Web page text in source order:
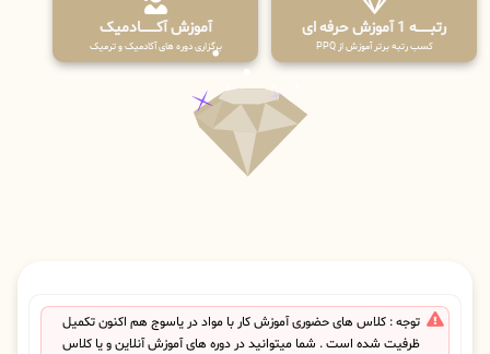
رتبــــــه 1 آموزش حرفه ای
کسب رتبه برتر آموزش از PPQ
آموزش آکـــــــادمیک
برگزاری دوره های آکادمیک و ترمیک
توجه : کلاس های حضوری آموزش کار با مواد در یاسوج هم اکنون تکمیل
ظرفیت شده است . شما میتوانید در دوره های آموزش آنلاین و یا کلاس